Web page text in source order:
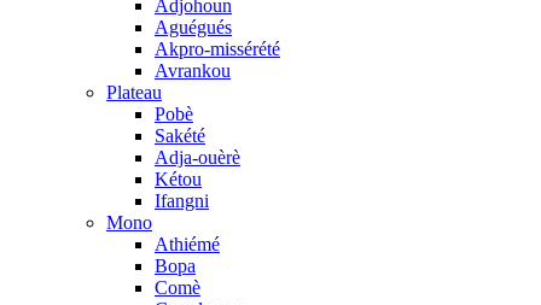
Adjohoun
Aguégués
Akpro-missérété
Avrankou
Plateau
Pobè
Sakété
Adja-ouèrè
Kétou
Ifangni
Mono
Athiémé
Bopa
Comè